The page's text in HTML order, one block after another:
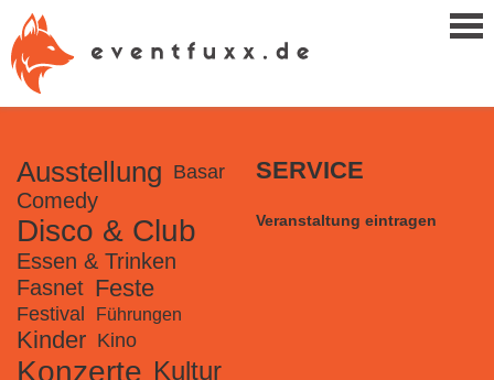
Ausstellung Basar
Comedy
Disco & Club
Essen & Trinken
Fasnet Feste
Festival Führungen
Kinder Kino
Konzerte Kultur
SERVICE
Veranstaltung eintragen